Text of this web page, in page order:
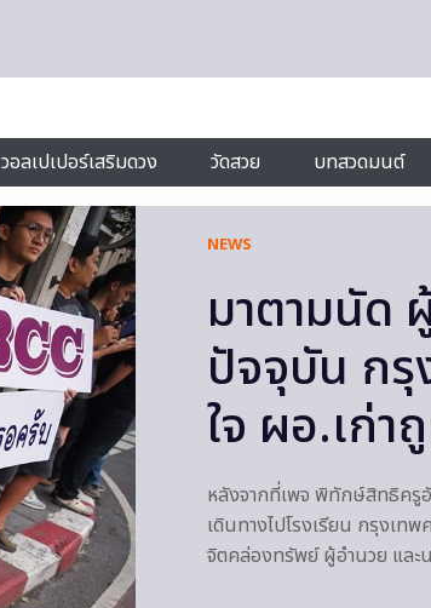
วอลเปเปอร์เสริมดวง วัดสวย บทสวดมนต์
NEWS
มาตามนัด
ปัจจุบัน กรุ
ใจ ผอ.เก่า
หลังจากที่เพจ พิทักษ์สิทธิค
เดินทางไปโรงเรียน กรุงเท
จิตคล่องทรัพย์ ผู้อำนวย และ